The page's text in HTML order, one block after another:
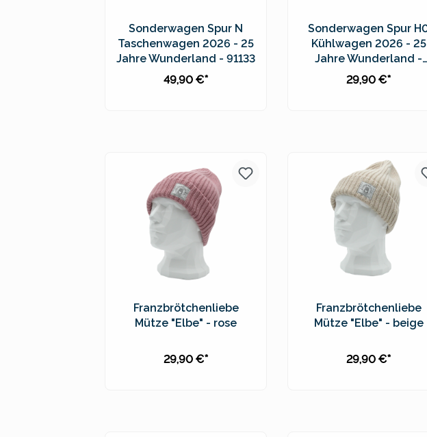
Sonderwagen Spur N
Taschenwagen 2026 - 25
Jahre Wunderland - 91133
49,90 €*
Sonderwagen Spur
Kühlwagen 2026 - 25
Jahre Wunderland -
94574
29,90 €*
Franzbrötchenliebe
Mütze "Elbe" - rose
29,90 €*
Franzbrötchenliebe
Mütze "Elbe" - beige
29,90 €*